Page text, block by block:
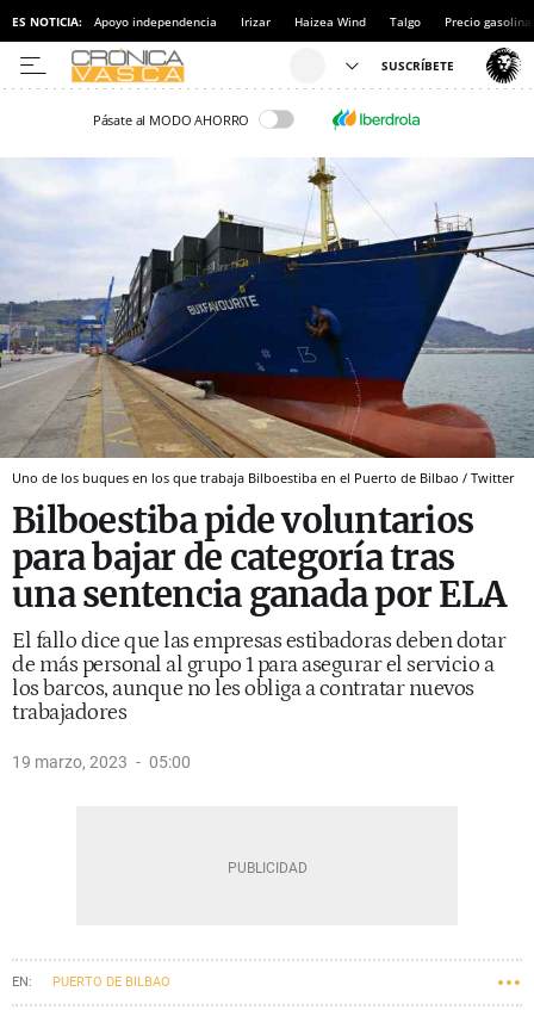
ES NOTICIA: Apoyo independencia Irizar Haizea Wind Talgo Precio gasolina
Pásate al MODO AHORRO
Uno de los buques en los que trabaja Bilboestiba en el Puerto de Bilbao / Twitter
Bilboestiba pide voluntarios
para bajar de categoría tras
una sentencia ganada por ELA
El fallo dice que las empresas estibadoras deben dotar
de más personal al grupo 1 para asegurar el servicio a
los barcos, aunque no les obliga a contratar nuevos
trabajadores
19 marzo, 2023 05:00
PUERTO DE BILBAO